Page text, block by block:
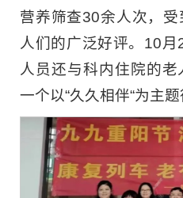
营养筛查30余人次，
人们的广泛好评。10
人员还与科内住院的
一个以“久久相伴“为主题